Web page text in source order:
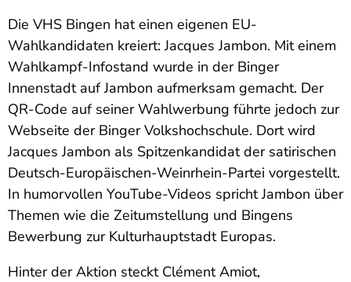
Die VHS Bingen hat einen eigenen EU-
Wahlkandidaten kreiert: Jacques Jambon. Mit einem
Wahlkampf-Infostand wurde in der Binger
Innenstadt auf Jambon aufmerksam gemacht. Der
QR-Code auf seiner Wahlwerbung führte jedoch zur
Webseite der Binger Volkshochschule. Dort wird
Jacques Jambon als Spitzenkandidat der satirischen
Deutsch-Europäischen-Weinrhein-Partei vorgestellt.
In humorvollen YouTube-Videos spricht Jambon über
Themen wie die Zeitumstellung und Bingens
Bewerbung zur Kulturhauptstadt Europas.
Hinter der Aktion steckt Clément Amiot,